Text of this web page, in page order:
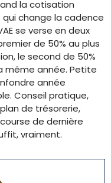
la cotisation
qui change la cadence
se verse en deux
de 50% au plus
le second de 50%
même année. Petite
année
Conseil pratique,
de trésorerie,
de dernière
vraiment.